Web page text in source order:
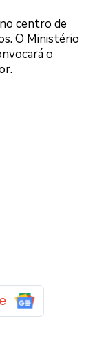
centro de
O Ministério
o
e